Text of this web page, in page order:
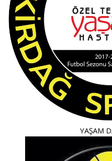
YAŞAM